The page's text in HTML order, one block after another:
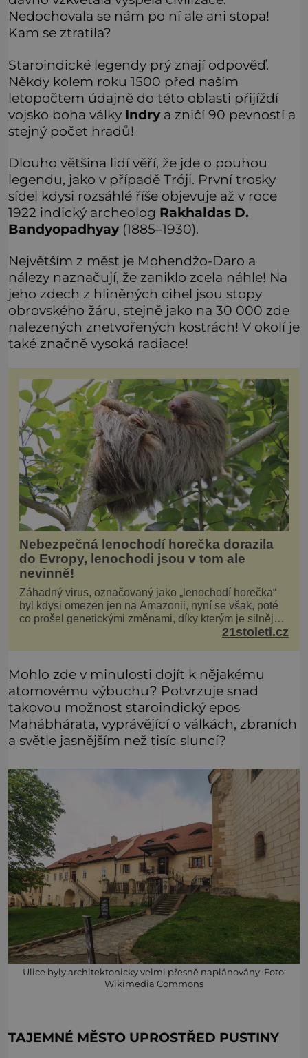
Nedochovala se nám po ní ale ani stopa!
Kam se ztratila?
Staroindické legendy prý znají odpověď.
Někdy kolem roku 1500 před naším
letopočtem údajně do této oblasti přijíždí
vojsko boha války Indrya zničí 90 pevností a
stejný počet hradů!
Dlouho většina lidí věří, že jde o pouhou
legendu, jako v případě Tróji. První trosky
sídel kdysi rozsáhlé říše objevuje až v roce
1922 indický archeolog Rakhaldas D.
Bandyopadhyay(1885–1930).
Největším z měst je Mohendžo-Daro a
nálezy naznačují, že zaniklo zcela náhle! Na
jeho zdech z hliněných cihel jsou stopy
obrovského žáru, stejně jako na 30 000 zde
nalezených znetvořených kostrách! V okolí je
také značně vysoká radiace!
Nebezpečná lenochodí horečka dorazila
do Evropy, lenochodi jsou v tom ale
nevinně!
Záhadný virus, označovaný jako „lenochodí horečka“
byl kdysi omezen jen na Amazonii, nyní se však, poté
co prošel genetickými změnami, díky kterým je silnější,
šíří po celé Americe a první případy se objevily už i v
21stoleti.cz
Mohlo zde v minulosti dojít k nějakému
atomovému výbuchu? Potvrzuje snad
takovou možnost staroindický epos
Mahábhárata, vyprávějící o válkách, zbraních
a světle jasnějším než tisíc sluncí?
Ulice byly architektonicky velmi přesně naplánovány. Foto:
Wikimedia Commons
TAJEMNÉ MĚSTO UPROSTŘED PUSTINY